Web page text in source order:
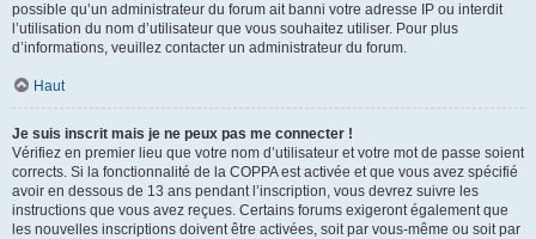
possible qu’un administrateur du forum ait banni votre adresse IP ou interdit
l’utilisation du nom d’utilisateur que vous souhaitez utiliser. Pour plus
d’informations, veuillez contacter un administrateur du forum.
Haut
Je suis inscrit mais je ne peux pas me connecter !
Vérifiez en premier lieu que votre nom d’utilisateur et votre mot de passe soient
corrects. Si la fonctionnalité de la COPPA est activée et que vous avez spécifié
avoir en dessous de 13 ans pendant l’inscription, vous devrez suivre les
instructions que vous avez reçues. Certains forums exigeront également que
les nouvelles inscriptions doivent être activées, soit par vous-même ou soit par